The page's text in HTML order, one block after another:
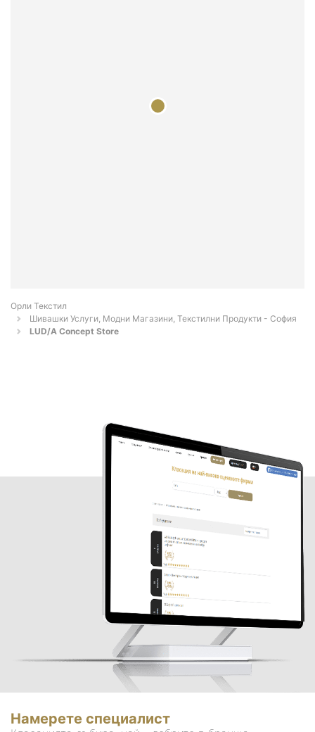
Орли Текстил
Шивашки Услуги, Модни Магазини, Текстилни Продукти - София
LUD/A Concept Store
Намерете специалист